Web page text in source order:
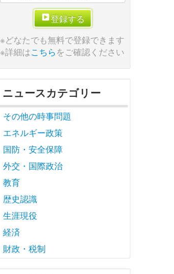
登録する
※どなたでも無料で登録できます
※詳細はこちらをご確認ください
ニュースカテゴリー
その他の時事問題
エネルギー政策
国防・安全保障
外交・国際政治
教育
歴史認識
生涯現役
経済
財政・税制